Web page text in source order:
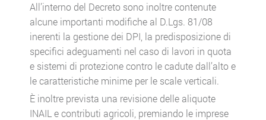
All’interno del Decreto sono inoltre contenute
alcune importanti modifiche al D.Lgs. 81/08
inerenti la gestione dei DPI, la predisposizione di
specifici adeguamenti nel caso di lavori in quota
e sistemi di protezione contro le cadute dall’alto e
le caratteristiche minime per le scale verticali.
È inoltre prevista una revisione delle aliquote
INAIL e contributi agricoli, premiando le imprese